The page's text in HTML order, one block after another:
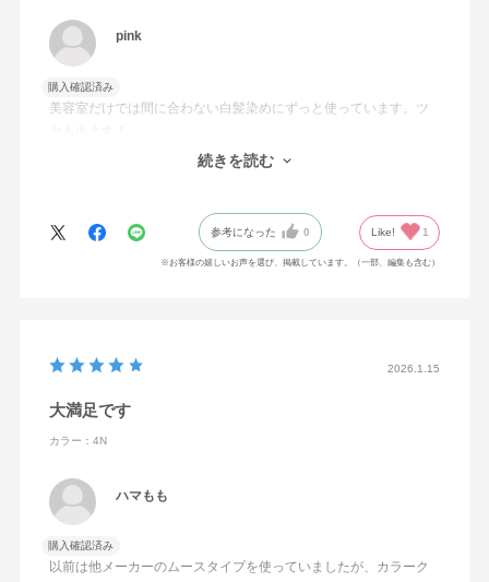
pink
購入確認済み
美容室だけでは間に合わない白髪染めにずっと使っています。ツ
またこのシリーズのシャンプーやコンディショナーなども使用し
続きを読む
参考になった 0 Like! 1
※お客様の嬉しいお声を選び、掲載しています。（一部、編集も含む）
2026.1.15
大満足です
カラー：4N
ハマもも
購入確認済み
以前は他メーカーのムースタイプを使っていましたが、カラーク